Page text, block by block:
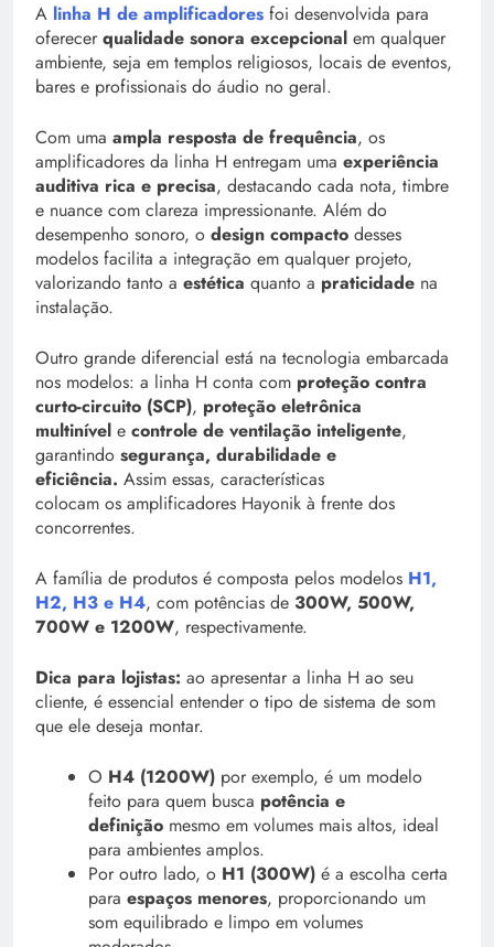
A linha H de amplificadores foi desenvolvida para
oferecer qualidade sonora excepcional em qualquer
ambiente, seja em templos religiosos, locais de eventos,
bares e profissionais do áudio no geral.
Com uma ampla resposta de frequência, os
amplificadores da linha H entregam uma experiência
auditiva rica e precisa, destacando cada nota, timbre
e nuance com clareza impressionante. Além do
desempenho sonoro, o design compacto desses
modelos facilita a integração em qualquer projeto,
valorizando tanto a estética quanto a praticidade na
instalação.
Outro grande diferencial está na tecnologia embarcada
nos modelos: a linha H conta com proteção contra
curto-circuito (SCP), proteção eletrônica
multinível e controle de ventilação inteligente,
garantindo segurança, durabilidade e
eficiência. Assim essas, características
colocam os amplificadores Hayonik à frente dos
concorrentes.
A família de produtos é composta pelos modelos H1,
H2, H3 e H4, com potências de 300W, 500W,
700W e 1200W, respectivamente.
Dica para lojistas: ao apresentar a linha H ao seu
cliente, é essencial entender o tipo de sistema de som
que ele deseja montar.
O H4 (1200W) por exemplo, é um modelo
feito para quem busca potência e
definição mesmo em volumes mais altos, ideal
para ambientes amplos.
Por outro lado, o H1 (300W) é a escolha certa
para espaços menores, proporcionando um
som equilibrado e limpo em volumes